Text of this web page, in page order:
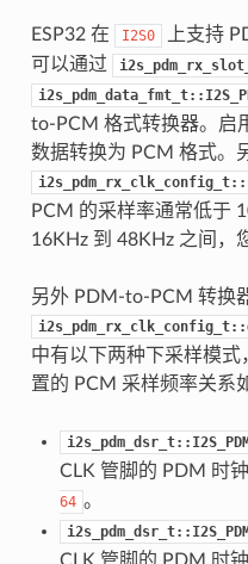
ESP32 在 I2S0
上支持
可以通过
to-PCM 格式转换器。启
数据转换为 PCM 格式。
PCM 的采样率通常低于
16KHz 到 48KHz 之间，
另外 PDM-to-PCM 转换
中有以下两种下采样模
置的 PCM 采样频率关系
CLK 管脚的 PDM 时
64 。